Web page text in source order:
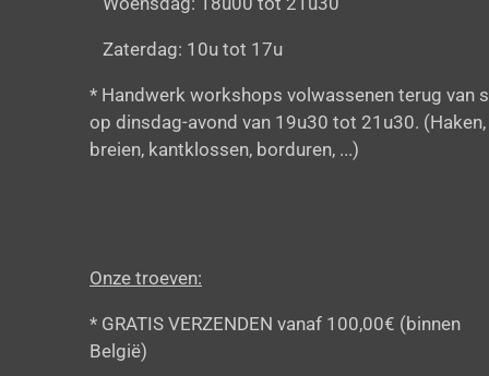
Zaterdag: 10u tot 17u
* Handwerk workshops volwassenen terug van
op dinsdag-avond van 19u30 tot 21u30. (Haken,
breien, kantklossen, borduren, ...)
Onze troeven:
* GRATIS VERZENDEN vanaf 100,00€ (binnen
België)